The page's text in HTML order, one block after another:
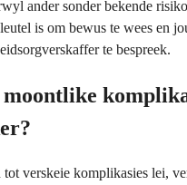
ander sonder bekende
is om bewus te wees en
te bespreek.
verskeie komplikasies lei,